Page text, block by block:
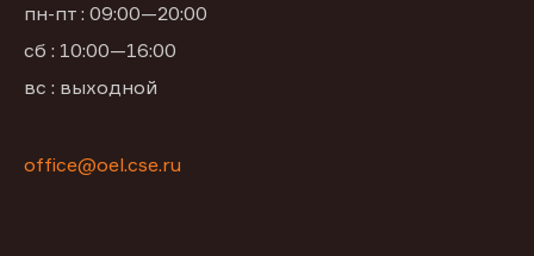
пн-пт : 09:00—20:00
сб : 10:00—16:00
вс : выходной
office@oel.cse.ru